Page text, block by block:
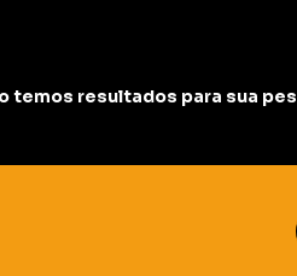
temos resultados para sua